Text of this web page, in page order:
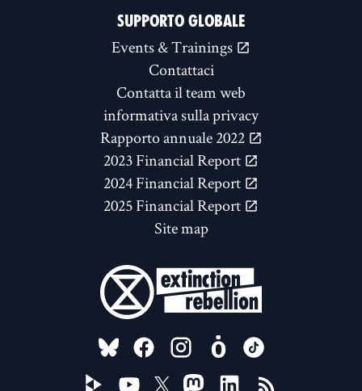
SUPPORTO GLOBALE
Events & Trainings
Contattaci
Contatta il team web
informativa sulla privacy
Rapporto annuale 2022
2023 Financial Report
2024 Financial Report
2025 Financial Report
Site map
FOLLOW US ON